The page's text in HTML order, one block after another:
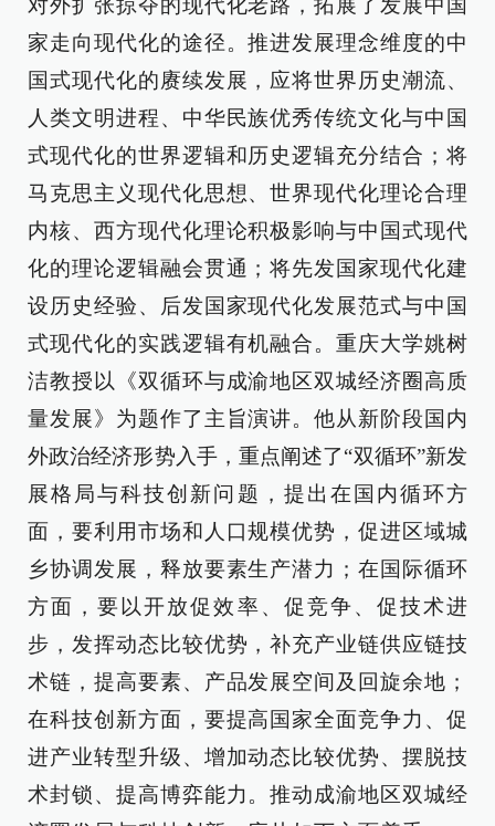
对外扩张掠夺的现代化老路，拓展了发展中国
家走向现代化的途径。推进发展理念维度的中
国式现代化的赓续发展，应将世界历史潮流、
人类文明进程、中华民族优秀传统文化与中国
式现代化的世界逻辑和历史逻辑充分结合；将
马克思主义现代化思想、世界现代化理论合理
内核、西方现代化理论积极影响与中国式现代
化的理论逻辑融会贯通；将先发国家现代化建
设历史经验、后发国家现代化发展范式与中国
式现代化的实践逻辑有机融合。重庆大学姚树
洁教授以《双循环与成渝地区双城经济圈高质
量发展》为题作了主旨演讲。他从新阶段国内
外政治经济形势入手，重点阐述了“双循环”新发
展格局与科技创新问题，提出在国内循环方
面，要利用市场和人口规模优势，促进区域城
乡协调发展，释放要素生产潜力；在国际循环
方面，要以开放促效率、促竞争、促技术进
步，发挥动态比较优势，补充产业链供应链技
术链，提高要素、产品发展空间及回旋余地；
在科技创新方面，要提高国家全面竞争力、促
进产业转型升级、增加动态比较优势、摆脱技
术封锁、提高博弈能力。推动成渝地区双城经